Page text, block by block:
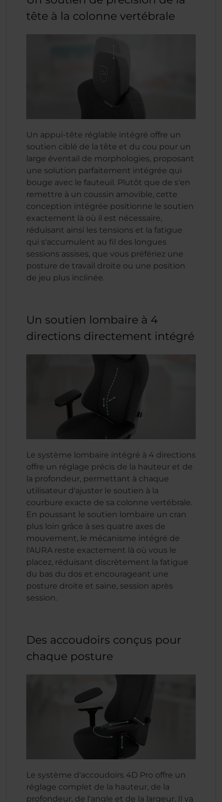
tête à la colonne vertébrale
Un appui-tête réglable intégré offre un
soutien ciblé de la tête et du cou pour un
large éventail de morphologies, proposant
une solution parfaitement intégrée qui
bouge avec le fauteuil. Plutôt que de s'en
remettre à un coussin amovible, cette
conception intégrée positionne le soutien
exactement là où il est nécessaire,
réduisant ainsi les tensions et la fatigue
qui s'accumulent au fil des longues
sessions assises, que vous préfériez une
posture de travail droite ou une position
de jeu plus inclinée.
Un soutien lombaire à 4
directions directement intégré
Le système lombaire intégré à 4 directions
offre un réglage précis de la hauteur et de
la profondeur, permettant à chaque
utilisateur d'ajuster le soutien à la
courbure exacte de sa colonne vertébrale.
En poussant le soutien lombaire un cran
plus loin grâce à ses quatre axes de
mouvement, le mécanisme intégré de
l'AURA reste exactement là où vous le
placez, réduisant discrètement la fatigue
du bas du dos et encourageant une
posture droite et saine, session après
session.
Des accoudoirs conçus pour
chaque posture
Le système d'accoudoirs 4D Pro offre un
réglage complet de la hauteur, de la
profondeur, de l'angle et de la largeur. Il va